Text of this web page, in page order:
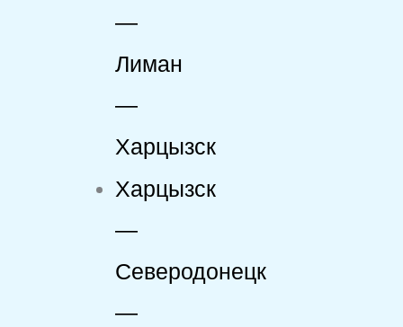
—
Лиман
—
Харцызск
Харцызск
—
Северодонецк
—